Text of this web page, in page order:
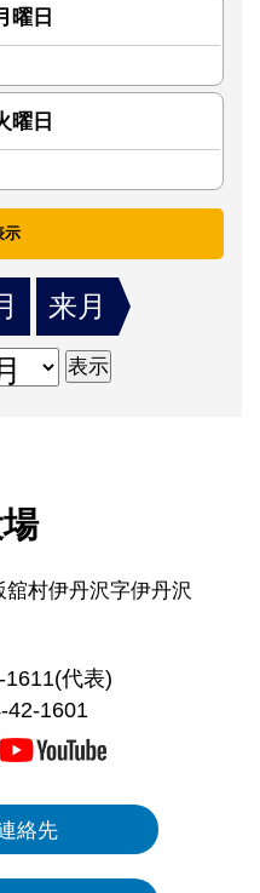
曜日
曜日
示
来月
村伊丹沢字伊丹沢
代表)
42-1601
絡先